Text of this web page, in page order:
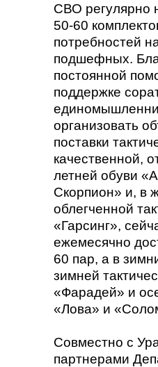
СВО регулярно
50-60
потребностей
подшефных.
постоянной
поддержке
организовать
поставки
качественной,
летней обуви
Скорпион» и, в
облегченной
«Гарсинг»,
ежемесячно
60 пар, а в
зимней
«Фарадей» и
«Лова» и
Совместно с
партнерами